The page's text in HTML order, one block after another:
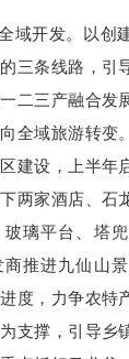
开发。以创
三条线路，引
二三产融合发
全域旅游转变
建设，上半年
两家酒店、石
璃平台、塔
推进九仙山
度，力争农特
支撑，引导乡